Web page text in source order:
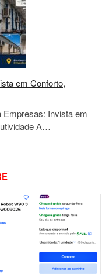
em Conforto,
Empresas: Invista em
A…